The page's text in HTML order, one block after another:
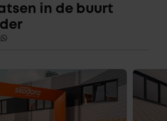
in de buurt